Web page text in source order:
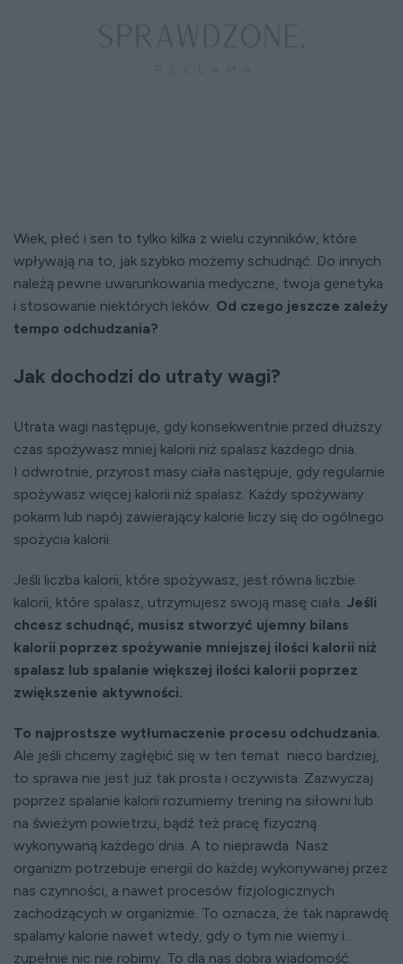
Wiek, płeć i sen to tylko kilka z wielu czynników, które
wpływają na to, jak szybko możemy schudnąć. Do innych
należą pewne uwarunkowania medyczne, twoja genetyka
i stosowanie niektórych leków. Od czego jeszcze zależy
tempo odchudzania?
Jak dochodzi do utraty wagi?
Utrata wagi następuje, gdy konsekwentnie przed dłuższy
czas spożywasz mniej kalorii niż spalasz każdego dnia.
I odwrotnie, przyrost masy ciała następuje, gdy regularnie
spożywasz więcej kalorii niż spalasz. Każdy spożywany
pokarm lub napój zawierający kalorie liczy się do ogólnego
spożycia kalorii.
Jeśli liczba kalorii, które spożywasz, jest równa liczbie
kalorii, które spalasz, utrzymujesz swoją masę ciała. Jeśli
chcesz schudnąć, musisz stworzyć ujemny bilans
kalorii poprzez spożywanie mniejszej ilości kalorii niż
spalasz lub spalanie większej ilości kalorii poprzez
zwiększenie aktywności.
To najprostsze wytłumaczenie procesu odchudzania.
Ale jeśli chcemy zagłębić się w ten temat nieco bardziej,
to sprawa nie jest już tak prosta i oczywista. Zazwyczaj
poprzez spalanie kalorii rozumiemy trening na siłowni lub
na świeżym powietrzu, bądź też pracę fizyczną
wykonywaną każdego dnia. A to nieprawda. Nasz
organizm potrzebuje energii do każdej wykonywanej przez
nas czynności, a nawet procesów fizjologicznych
zachodzących w organizmie. To oznacza, że tak naprawdę
spalamy kalorie nawet wtedy, gdy o tym nie wiemy i...
zupełnie nic nie robimy. To dla nas dobra wiadomość.